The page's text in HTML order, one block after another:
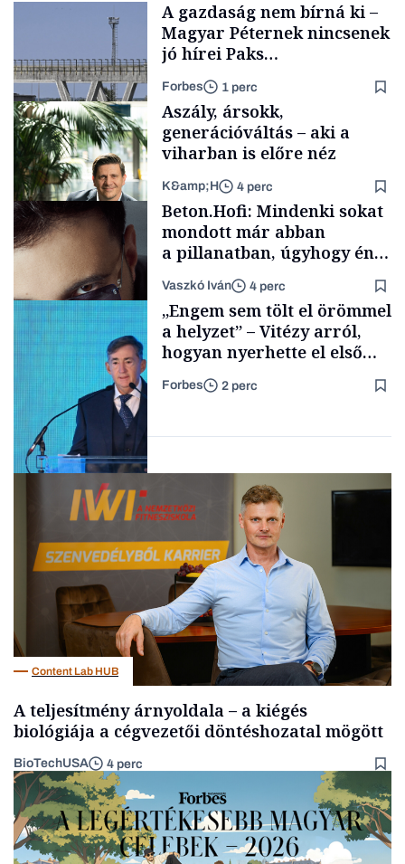
Energia
A gazdaság nem bírná ki –
Magyar Péternek nincsenek
jó hírei Paks
újraindításáról
Forbes 1 perc
TÁMOGATÓI
TARTALOM
Aszály, ársokk,
generációváltás – aki a
viharban is előre néz
K&amp;H 4 perc
Forbes-sztori
Beton.Hofi: Mindenki sokat
mondott már abban
a pillanatban, úgyhogy én
a legsarkosabb
gondolataimat akartam
kimondani
Vaszkó Iván 4 perc
Elszámoltatás
„Engem sem tölt el örömmel
a helyzet” – Vitézy arról,
hogyan nyerhette el első
tenderét Mészárosék cége a
Tisza-kormány alatt
Forbes 2 perc
Content Lab HUB
A teljesítmény árnyoldala – a kiégés
biológiája a cégvezetői döntéshozatal mögött
BioTechUSA 4 perc